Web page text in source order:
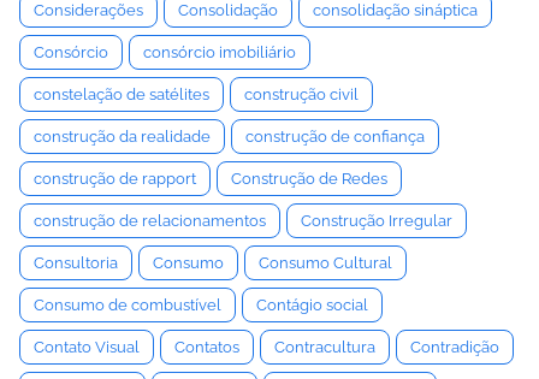
Considerações Consolidação consolidação sináptica
Consórcio consórcio imobiliário
constelação de satélites construção civil
construção da realidade construção de confiança
construção de rapport Construção de Redes
construção de relacionamentos Construção Irregular
Consultoria Consumo Consumo Cultural
Consumo de combustível Contágio social
Contato Visual Contatos Contracultura Contradição